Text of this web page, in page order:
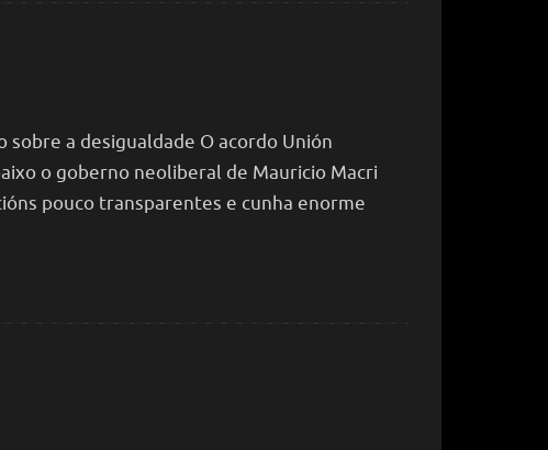
sobre a desigualdade O acordo Unión
o goberno neoliberal de Mauricio Macri
pouco transparentes e cunha enorme